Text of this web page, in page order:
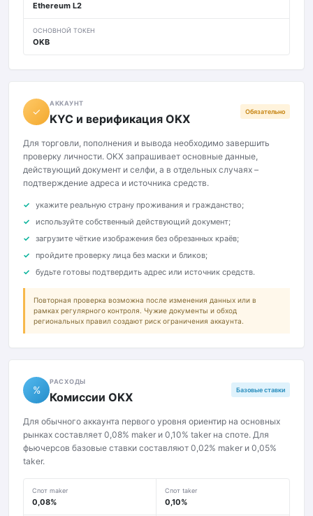
Ethereum L2
ОСНОВНОЙ ТОКЕН
OKB
✓
АККАУНТ
KYC и верификация OKX
Обязательно
Для торговли, пополнения и вывода необходимо завершить
проверку личности. OKX запрашивает основные данные,
действующий документ и селфи, а в отдельных случаях –
подтверждение адреса и источника средств.
укажите реальную страну проживания и гражданство;
используйте собственный действующий документ;
загрузите чёткие изображения без обрезанных краёв;
пройдите проверку лица без маски и бликов;
будьте готовы подтвердить адрес или источник средств.
Повторная проверка возможна после изменения данных или в
рамках регулярного контроля. Чужие документы и обход
региональных правил создают риск ограничения аккаунта.
%
РАСХОДЫ
Комиссии OKX
Базовые ставки
Для обычного аккаунта первого уровня ориентир на основных
рынках составляет 0,08% maker и 0,10% taker на споте. Для
фьючерсов базовые ставки составляют 0,02% maker и 0,05%
taker.
Спот maker
0,08%
Спот taker
0,10%